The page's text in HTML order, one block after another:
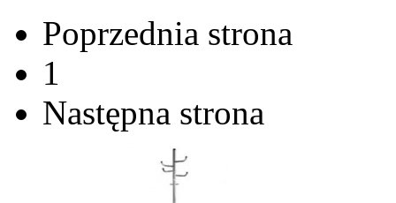
Poprzednia strona
1
Następna strona